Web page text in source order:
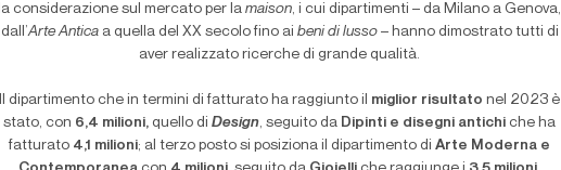
la considerazione sul mercato per lamaison, i cui dipartimenti – da Milano a Genova,
dall’Arte Antica a quella del XX secolo fino ai beni di lusso– hanno dimostrato tutti di
aver realizzato ricerche di grande qualità.
Il dipartimento che in termini di fatturato ha raggiunto il miglior risultato nel 2023 è
stato, con 6,4 milioni, quello di Design, seguito da Dipinti e disegni antichi che ha
fatturato 4,1 milioni; al terzo posto si posiziona il dipartimento diArte Moderna e